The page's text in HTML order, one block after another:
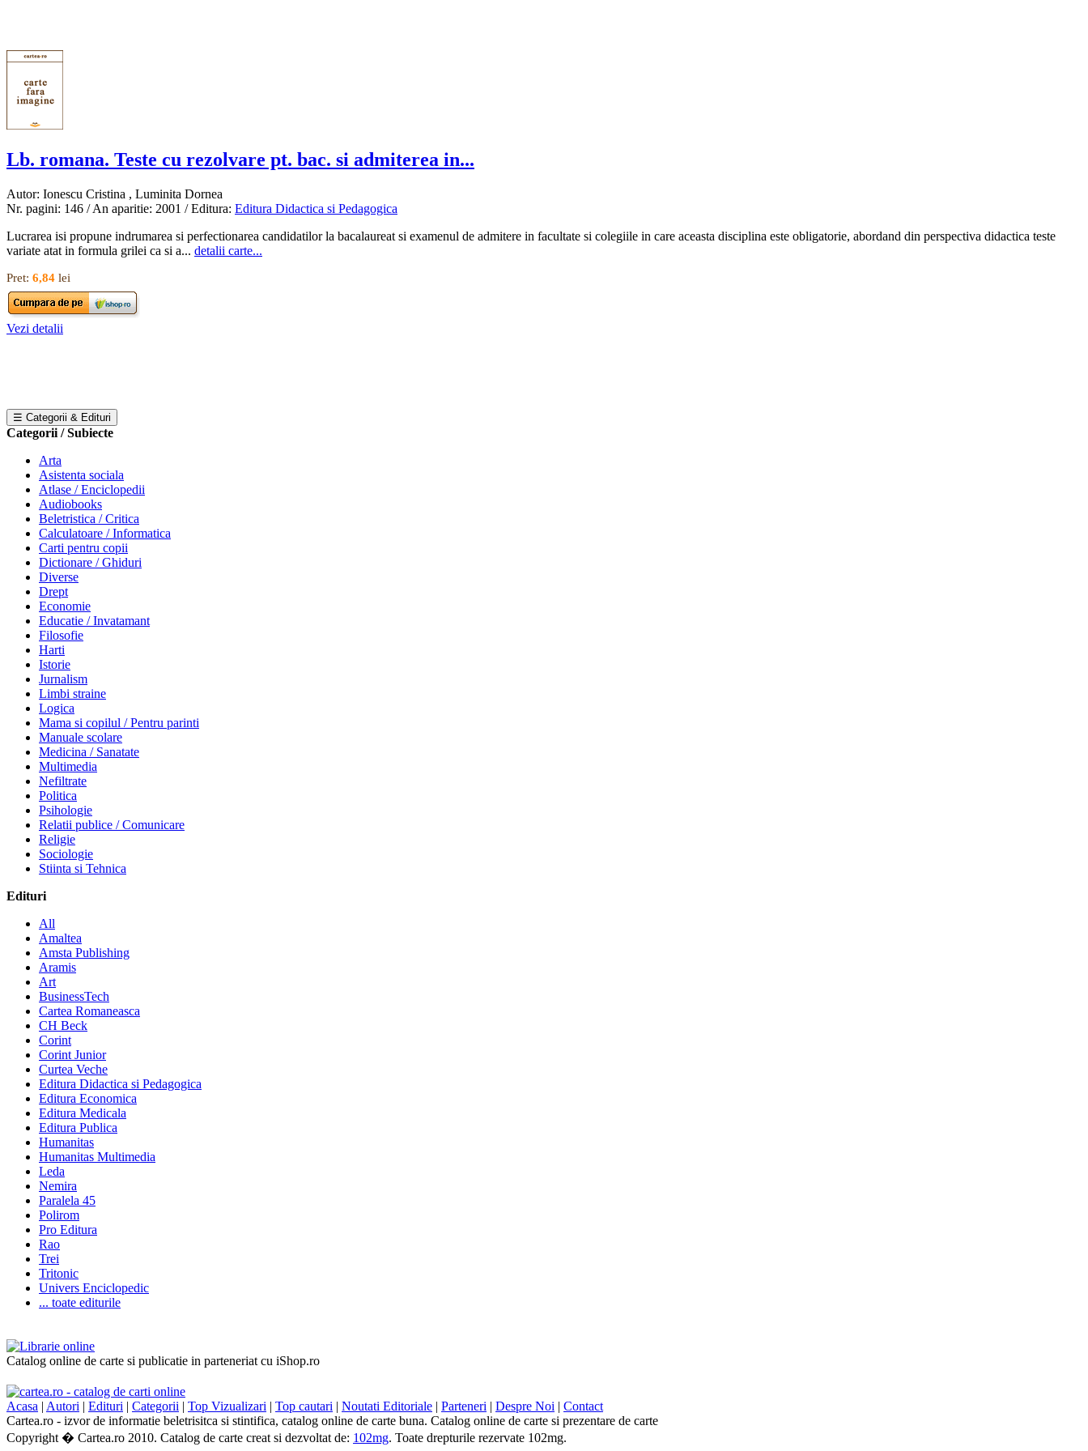
Lb. romana. Teste cu rezolvare pt. bac. si admiterea in...
Autor: Ionescu Cristina , Luminita Dornea
Nr. pagini: 146 / An aparitie: 2001 / Editura: Editura Didactica si Pedagogica
Lucrarea isi propune indrumarea si perfectionarea candidatilor la bacalaureat si examenul de admitere in facultate si colegiile in care aceasta disciplina este obligatorie, abordand din perspectiva didactica teste
variate atat in formula grilei ca si a... detalii carte...
Pret: 6,84 lei
Vezi detalii
☰ Categorii & Edituri
Categorii / Subiecte
Arta
Asistenta sociala
Atlase / Enciclopedii
Audiobooks
Beletristica / Critica
Calculatoare / Informatica
Carti pentru copii
Dictionare / Ghiduri
Diverse
Drept
Economie
Educatie / Invatamant
Filosofie
Harti
Istorie
Jurnalism
Limbi straine
Logica
Mama si copilul / Pentru parinti
Manuale scolare
Medicina / Sanatate
Multimedia
Nefiltrate
Politica
Psihologie
Relatii publice / Comunicare
Religie
Sociologie
Stiinta si Tehnica
Edituri
All
Amaltea
Amsta Publishing
Aramis
Art
BusinessTech
Cartea Romaneasca
CH Beck
Corint
Corint Junior
Curtea Veche
Editura Didactica si Pedagogica
Editura Economica
Editura Medicala
Editura Publica
Humanitas
Humanitas Multimedia
Leda
Nemira
Paralela 45
Polirom
Pro Editura
Rao
Trei
Tritonic
Univers Enciclopedic
... toate editurile
Catalog online de carte si publicatie in parteneriat cu iShop.ro
Acasa | Autori | Edituri | Categorii | Top Vizualizari | Top cautari | Noutati Editoriale | Parteneri | Despre Noi | Contact
Cartea.ro - izvor de informatie beletrisitca si stintifica, catalog online de carte buna. Catalog online de carte si prezentare de carte
Copyright � Cartea.ro 2010. Catalog de carte creat si dezvoltat de: 102mg. Toate drepturile rezervate 102mg.